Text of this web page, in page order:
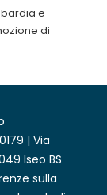
e
di
| Via
Iseo BS
sulla